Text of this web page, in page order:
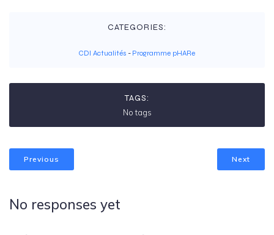
CATEGORIES:
CDI Actualités - Programme pHARe
TAGS:
No tags
Previous Next
No responses yet